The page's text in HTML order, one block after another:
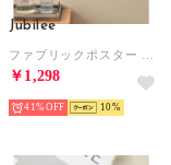
Jubilee
￥1,298
41% 10